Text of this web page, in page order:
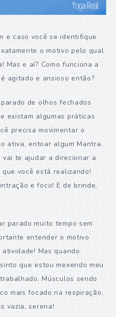
e caso você se identifique
o motivo pelo qual
Mas e aí? Como funciona a
agitado e ansioso então?
de olhos fechados
existam algumas práticas
precisa movimentar o
ativa, entoar algum Mantra.
vai te ajudar a direcionar a
você está realizando!
e foco! E de brinde,
parado muito tempo sem
entender o motivo
Mas quando
que estou mexendo meu
Músculos sendo
mais focado na respiração.
vazia, serena!